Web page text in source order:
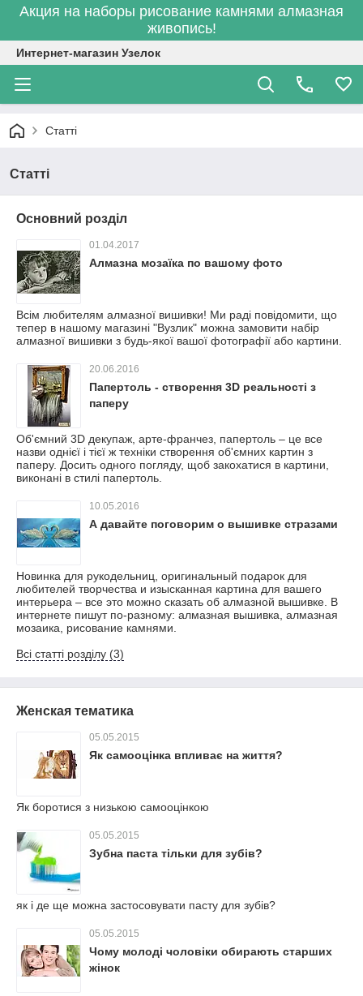
Акция на наборы рисование камнями алмазная
живопись!
Интернет-магазин Узелок
Статті
Статті
Основний розділ
01.04.2017
Алмазна мозаїка по вашому фото
Всім любителям алмазної вишивки! Ми раді повідомити, що
тепер в нашому магазині "Вузлик" можна замовити набір
алмазної вишивки з будь-якої вашої фотографії або картини.
20.06.2016
Папертоль - створення 3D реальності з
паперу
Об'ємний 3D декупаж, арте-франчез, папертоль – це все
назви однієї і тієї ж техніки створення об'ємних картин з
паперу. Досить одного погляду, щоб закохатися в картини,
виконані в стилі папертоль.
10.05.2016
А давайте поговорим о вышивке стразами
Новинка для рукодельниц, оригинальный подарок для
любителей творчества и изысканная картина для вашего
интерьера – все это можно сказать об алмазной вышивке. В
интернете пишут по-разному: алмазная вышивка, алмазная
мозаика, рисование камнями.
Всі статті розділу (3)
Женская тематика
05.05.2015
Як самооцінка впливає на життя?
Як боротися з низькою самооцінкою
05.05.2015
Зубна паста тільки для зубів?
як і де ще можна застосовувати пасту для зубів?
05.05.2015
Чому молоді чоловіки обирають старших
жінок